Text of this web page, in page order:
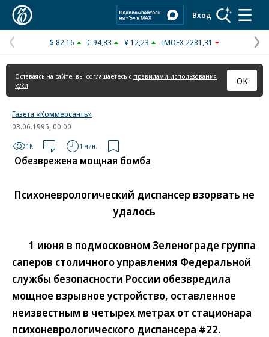
Вход
Предыдущая
страница
$ 82,16 € 94,83 ¥ 12,23 IMOEX 2281,31
Оставаясь на сайте, вы соглашаетесь с правилами использования
куки
ОК
Газета «Коммерсантъ»
03.06.1995, 00:00
1K 1 мин.
Обезврежена мощная бомба
Психоневрологический диспансер взорвать не
удалось
1 июня в подмосковном Зеленограде группа
саперов столичного управления Федеральной
службы безопасности России обезвредила
мощное взрывное устройство, оставленное
неизвестным в четырех метрах от стационара
психоневрологического диспансера #22.